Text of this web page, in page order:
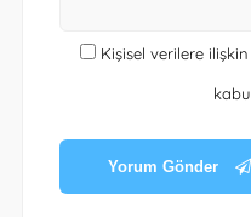
Kişisel verilere
Yorum Gönder